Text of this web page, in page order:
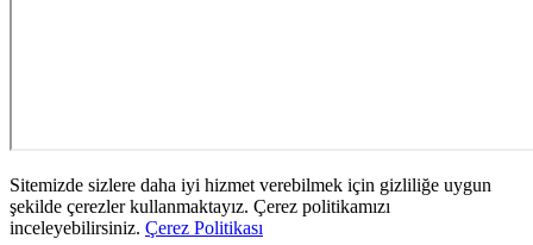
Sitemizde sizlere daha iyi hizmet verebilmek için gizliliğe uygun
şekilde çerezler kullanmaktayız. Çerez politikamızı
inceleyebilirsiniz. Çerez Politikası